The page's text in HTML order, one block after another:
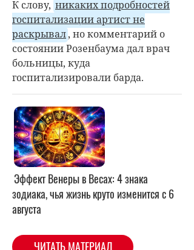
К слову, никаких подробностей
госпитализации артист не
раскрывал, но комментарий о
состоянии Розенбаума дал врач
больницы, куда
госпитализировали барда.